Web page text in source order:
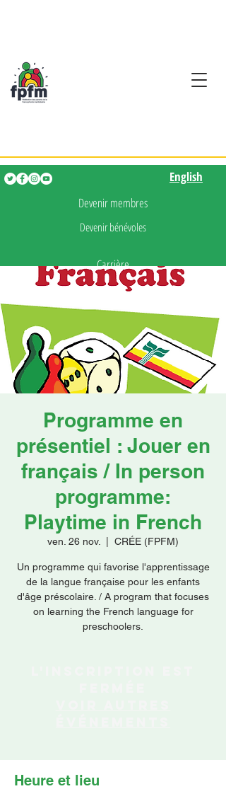
Devenir membres
Devenir bénévoles
Carrière
Presse
Faire un don
English
Programme en
présentiel : Jouer en
français / In person
programme:
Playtime in French
ven. 26 nov. CRÉE (FPFM)
Un programme qui favorise l'apprentissage
de la langue française pour les enfants
d'âge préscolaire. / A program that focuses
on learning the French language for
preschoolers.
Heure et lieu